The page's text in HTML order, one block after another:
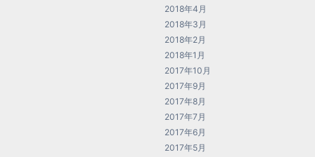
2018年4月
2018年3月
2018年2月
2018年1月
2017年10月
2017年9月
2017年8月
2017年7月
2017年6月
2017年5月